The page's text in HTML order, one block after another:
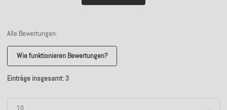
Alle Bewertungen:
Wie funktionieren Bewertungen?
Einträge insgesamt: 3